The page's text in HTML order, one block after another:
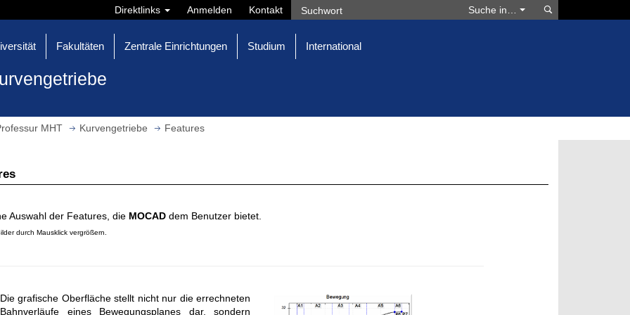
Direktlinks Anmelden Kontakt Suche in…
Fakultäten Zentrale Einrichtungen Studium International
MHT Kurvengetriebe Features
Auswahl der Features, die MOCAD dem Benutzer bietet.
durch Mausklick vergrößern.
Die grafische Oberfläche stellt nicht nur die errechneten
Bahnverläufe eines Bewegungsplanes dar, sondern